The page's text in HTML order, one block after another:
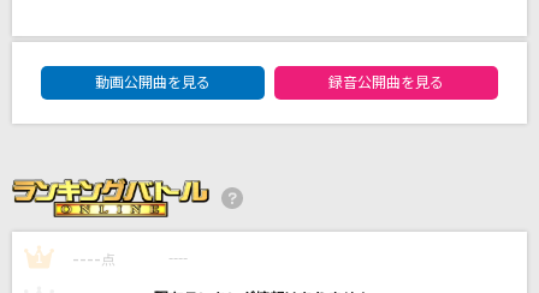
ONE OK ROCK
SPARK
DAM★ともボーカルエントリーランキング
動画公開曲を見る
録音公開曲を見る
1 ---- 点 ----